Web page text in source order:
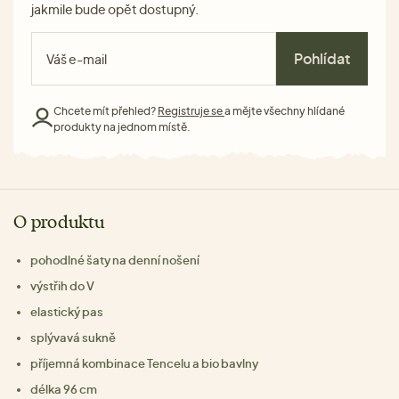
jakmile bude opět dostupný.
Pohlídat
Chcete mít přehled? Registruje sea mějte všechny hlídané
produkty na jednom místě.
O produktu
pohodlné šaty na denní nošení
výstřih do V
elastický pas
splývavá sukně
příjemná kombinace Tencelu a bio bavlny
délka 96 cm